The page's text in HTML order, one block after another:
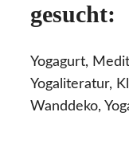
gesucht:
Yogagurt,
Yogaliteratur,
Wanddeko,